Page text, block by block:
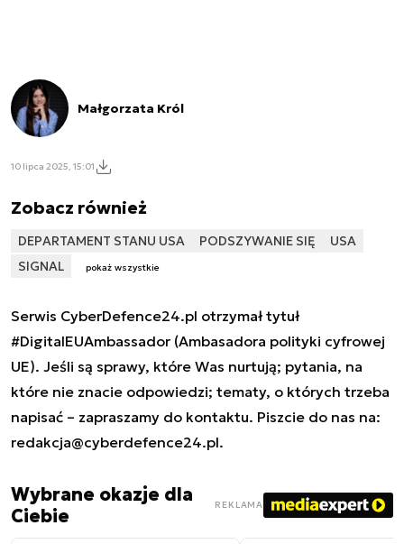
Małgorzata Król
10 lipca 2025, 15:01
Zobacz również
DEPARTAMENT STANU USA PODSZYWANIE SIĘ
USA
SIGNAL
pokaż wszystkie
Serwis CyberDefence24.pl otrzymał tytuł
#DigitalEUAmbassador (Ambasadora polityki cyfrowej
UE). Jeśli są sprawy, które Was nurtują; pytania, na
które nie znacie odpowiedzi; tematy, o których trzeba
napisać – zapraszamy do kontaktu. Piszcie do nas na:
redakcja@cyberdefence24.pl.
Wybrane okazje dla
Ciebie
REKLAMA